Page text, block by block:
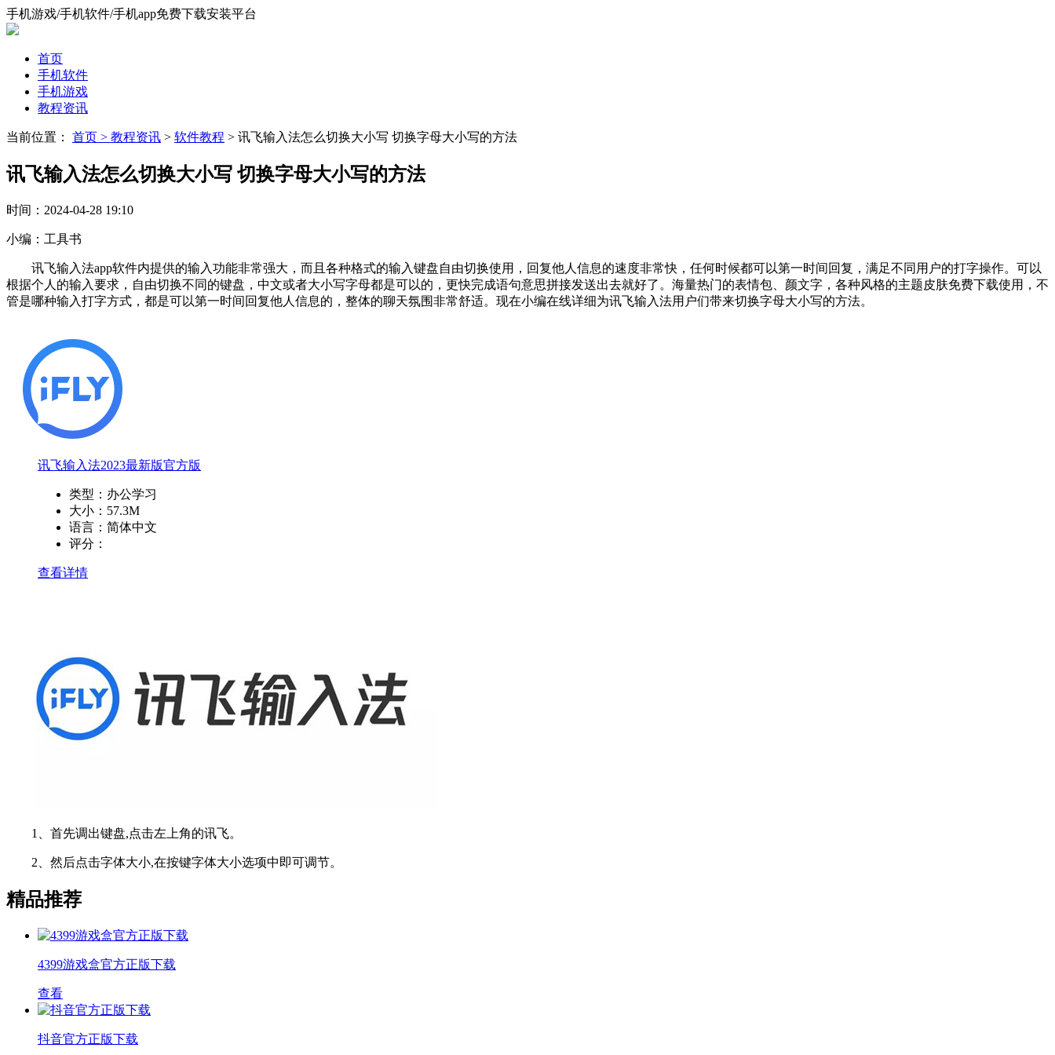
手机游戏/手机软件/手机app免费下载安装平台
首页
手机软件
手机游戏
教程资讯
当前位置： 首页 > 教程资讯 > 软件教程 > 讯飞输入法怎么切换大小写 切换字母大小写的方法
讯飞输入法怎么切换大小写 切换字母大小写的方法
时间： 2024-04-28 19:10
小编： 工具书
讯飞输入法app软件内提供的输入功能非常强大，而且各种格式的输入键盘自由切换使用，回复他人信息的速度非常快，任何时候都可以第一时间回复，满足不同用户的打字操作。可以
根据个人的输入要求，自由切换不同的键盘，中文或者大小写字母都是可以的，更快完成语句意思拼接发送出去就好了。海量热门的表情包、颜文字，各种风格的主题皮肤免费下载使用，不
管是哪种输入打字方式，都是可以第一时间回复他人信息的，整体的聊天氛围非常舒适。现在小编在线详细为讯飞输入法用户们带来切换字母大小写的方法。
讯飞输入法2023最新版官方版
类型： 办公学习
大小： 57.3M
语言： 简体中文
评分：
查看详情
1、首先调出键盘,点击左上角的讯飞。
2、然后点击字体大小,在按键字体大小选项中即可调节。
精品推荐
4399游戏盒官方正版下载
查看
抖音官方正版下载